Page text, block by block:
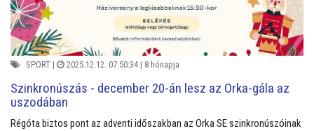
SPORT | 2025.12.12. 07:50:34 | 8 hónapja
Szinkronúszás - december 20-án lesz az Orka-gála az
uszodában
Régóta biztos pont az adventi időszakban az Orka SE szinkronúszóinak